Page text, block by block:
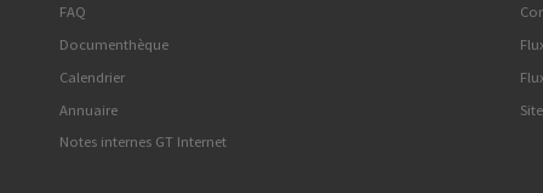
FAQ
Documenthèque
Calendrier
Annuaire
Notes internes GT Internet